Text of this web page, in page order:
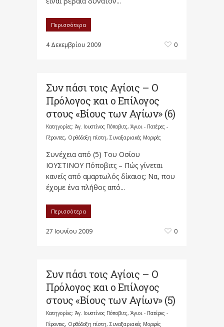
Περισσότερα
4 Δεκεμβρίου 2009 0
Συν πάσι τοις Αγίοις – Ο
Πρόλογος και ο Επίλογος
στους «Βίους των Αγίων» (6)
Κατηγορίες: Άγ. Ιουστίνος Πόποβιτς, Άγιοι - Πατέρες -
Γέροντες, Ορθόδοξη πίστη, Συναξαριακές Μορφές
Συνέχεια από (5) Του Οσίου
ΙΟΥΣΤΙΝΟΥ Πόποβιτς – Πώς γίνεται
κανείς από αμαρτωλός δίκαιος; Να, που
έχομε ένα πλήθος από...
Περισσότερα
27 Ιουνίου 2009 0
Συν πάσι τοις Αγίοις – Ο
Πρόλογος και ο Επίλογος
στους «Βίους των Αγίων» (5)
Κατηγορίες: Άγ. Ιουστίνος Πόποβιτς, Άγιοι - Πατέρες -
Γέροντες, Ορθόδοξη πίστη, Συναξαριακές Μορφές